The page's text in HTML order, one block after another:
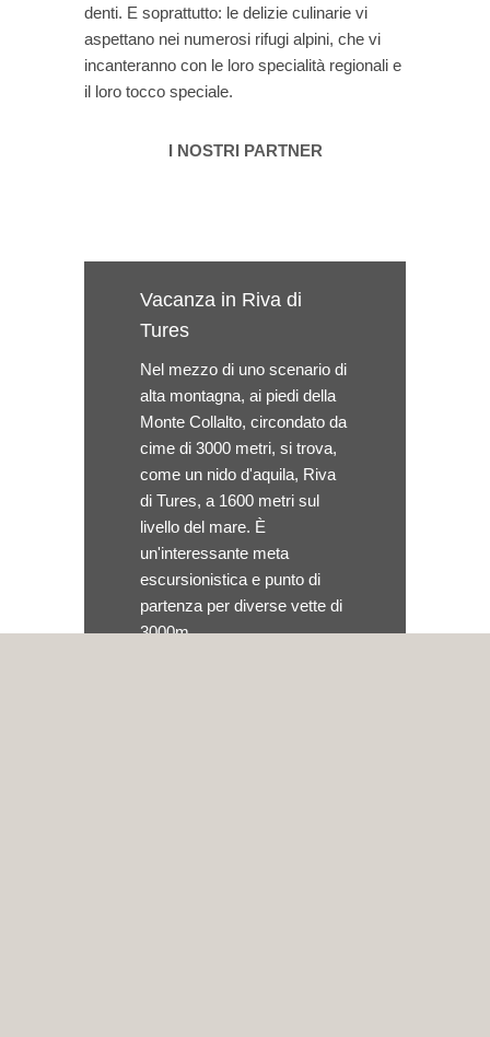
denti. E soprattutto: le delizie culinarie vi
aspettano nei numerosi rifugi alpini, che vi
incanteranno con le loro specialità regionali e
il loro tocco speciale.
I NOSTRI PARTNER
Vacanza in Riva di
Tures
Nel mezzo di uno scenario di
alta montagna, ai piedi della
Monte Collalto, circondato da
cime di 3000 metri, si trova,
come un nido d'aquila, Riva
di Tures, a 1600 metri sul
livello del mare. È
un'interessante meta
escursionistica e punto di
partenza per diverse vette di
3000m.